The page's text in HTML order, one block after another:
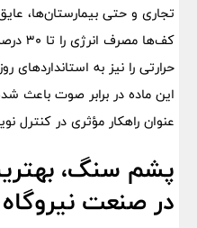
تجاری و حتی بیمارستان‌ها،
کف‌ها
حرارتی را نیز به استانداردهای
این ماده در برابر صوت باعث
‌عنوان راهکار مؤثری در کنترل
پشم سنگ،
در صنعت نیروگاه